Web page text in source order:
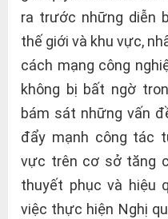
ra trước những diễn
thế giới và khu vực,
cách mạng công
không bị bất ngờ
bám sát những vấn
đẩy mạnh công tác
vực trên cơ sở tăng
thuyết phục và hiệu
việc thực hiện Nghị